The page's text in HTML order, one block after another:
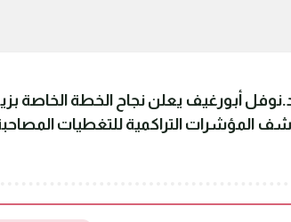
أبورغيف يعلن نجاح الخطة الخاصة
المؤشرات التراكمية للتغطيات